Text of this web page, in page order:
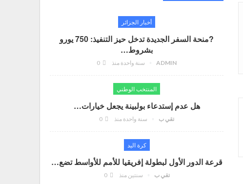
أخبار الجزائر
?منحة السفر الجديدة تدخل حيز التنفيذ: 750 يورو
بشروط…
ADMIN سنة واحدة منذ
المنتخب الوطني
هل عدم إستدعاء بولبينة يجعل خيارات…
تقي ب سنة واحدة منذ
كرة اليد
قرعة الدور الأول لبطولة إفريقيا للأمم للأواسط تضع…
تقي ب سنتين منذ 0